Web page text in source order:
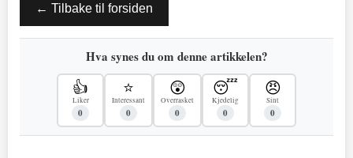
← Tilbake til forsiden
Hva synes du om denne artikkelen?
👍
Liker
0
⭐
Interessant
0
😲
Overrasket
0
😴
Kjedelig
0
😠
Sint
0